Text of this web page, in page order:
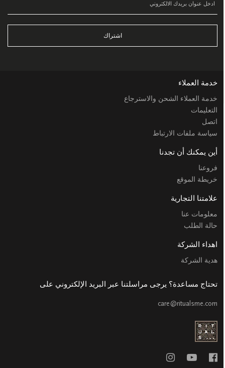
اشتراك
خدمة العملاء
خدمة العملاء الشحن والاسترجاع
التعليمات
اتصل
سياسة ملفات الارتباط
أين يمكنك أن تجدنا
فروعنا
خريطة الموقع
علامتنا التجارية
معلومات عنا
حالة الطلب
اهداء الشركة
هدية الشركة
تحتاج مساعدة؟ يرجى مراسلتنا عبر البريد الإلكتروني على
care@ritualsme.com